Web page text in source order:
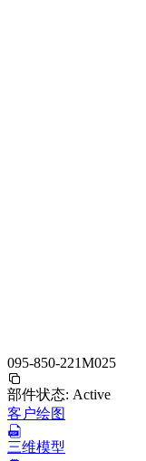
095-850-221M025
部件状态: Active
客户绘图
三维模型